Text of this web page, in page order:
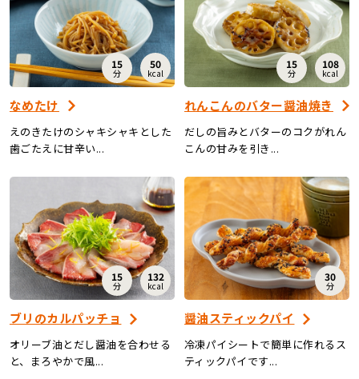
お電話でのお問い合わせ・ご注文
0120-46-0306
受付時間 / 8:00〜17:30（日・祝日除く）
15
分
50
kcal
なめたけ
えのきたけのシャキシャキとした
歯ごたえに甘辛い...
15
分
108
kcal
れんこんのバター醤油焼き
だしの旨みとバターのコクがれん
こんの甘みを引き...
15
分
132
kcal
ブリのカルパッチョ
オリーブ油とだし醤油を合わせる
と、まろやかで風...
30
分
醤油スティックパイ
冷凍パイシートで簡単に作れるス
ティックパイです...